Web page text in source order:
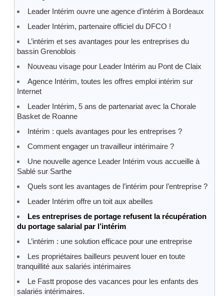
Leader Intérim ouvre une agence d’intérim à Bordeaux
Leader Intérim, partenaire officiel du DFCO !
L’intérim et ses avantages pour les entreprises du
bassin Grenoblois
Nouveau visage pour Leader Intérim au Pont de Claix
Agence Intérim, toutes les offres emploi intérim sur
Internet
Leader Intérim, 5 ans de partenariat avec la Chorale
Basket de Roanne
Intérim : quels avantages pour les entreprises ?
Comment engager un travailleur intérimaire ?
Une nouvelle agence Leader Intérim vous accueille à
Sablé sur Sarthe
Quels sont les avantages de l’intérim pour l’entreprise ?
Leader Intérim offre un toit aux abeilles
Les entreprises de portage refusent la récupération
du portage salarial par l’intérim
L’intérim : une solution efficace pour une entreprise
Les propriétaires bailleurs peuvent louer en toute
tranquillité aux salariés intérimaires
Le Fastt propose des vacances pour les enfants des
salariés intérimaires.